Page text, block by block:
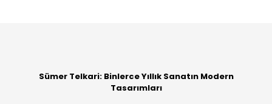
Sümer Telkari: Binlerce Yıllık Sanatın Modern
Tasarımları